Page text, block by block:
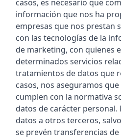
casos, es necesario que
información que nos ha
empresas que nos prestan
con las tecnologías de la
de marketing, con quienes
determinados servicios
tratamientos de datos que
casos, nos aseguramos
cumplen con la normativa
datos de carácter personal.
datos a otros terceros,
se prevén transferencias